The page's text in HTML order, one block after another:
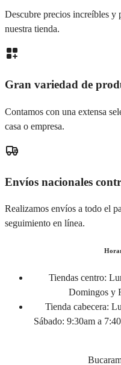
Descubre precios increíbles y
nuestra tienda.
Gran variedad de
Contamos con una extensa
casa o empresa.
Envíos nacionales
Realizamos envíos a todo el
seguimiento en línea.
Tiendas centro:
Domingos y
Tienda cabecera:
Sábado: 9:30am a